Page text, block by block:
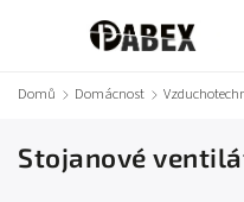
Domů / Domácnost /
Stojanové